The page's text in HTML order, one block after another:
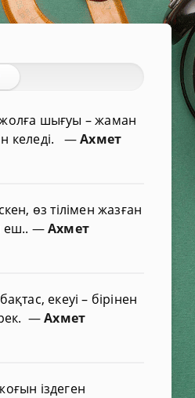
шығуы – жаман
келеді. —Ахмет
өз тілімен жазған
еш.. —Ахмет
екеуі – бірінен
—Ахмет
іздеген